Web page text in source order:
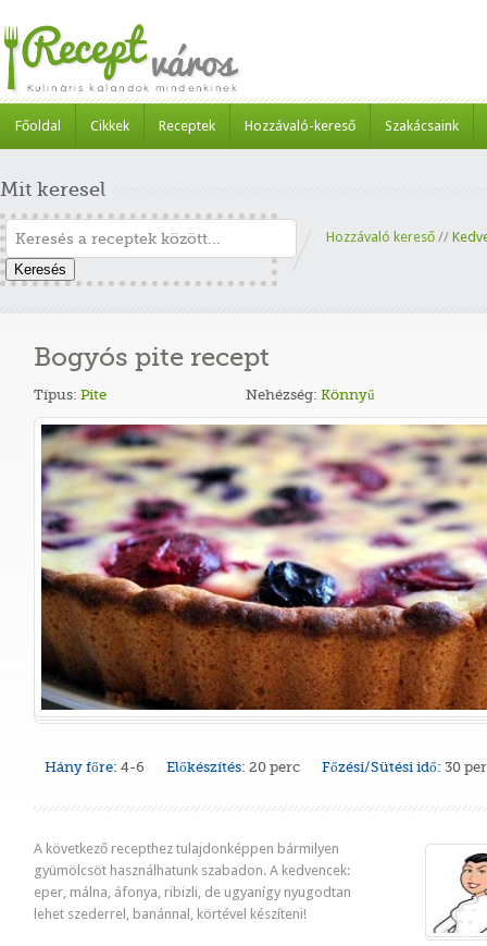
Főoldal Cikkek Receptek Hozzávaló-kereső Szakácsaink
Mit keresel
Keresés
Hozzávaló kereső //
Bogyós pite recept
Típus: Pite Nehézség: Könnyű
Hány főre: 4-6 Előkészítés: 20 perc Főzési/Sütési idő: 30
A következő recepthez tulajdonképpen bármilyen
gyümölcsöt használhatunk szabadon. A kedvencek:
eper, málna, áfonya, ribizli, de ugyanígy nyugodtan
lehet szederrel, banánnal, körtével készíteni!